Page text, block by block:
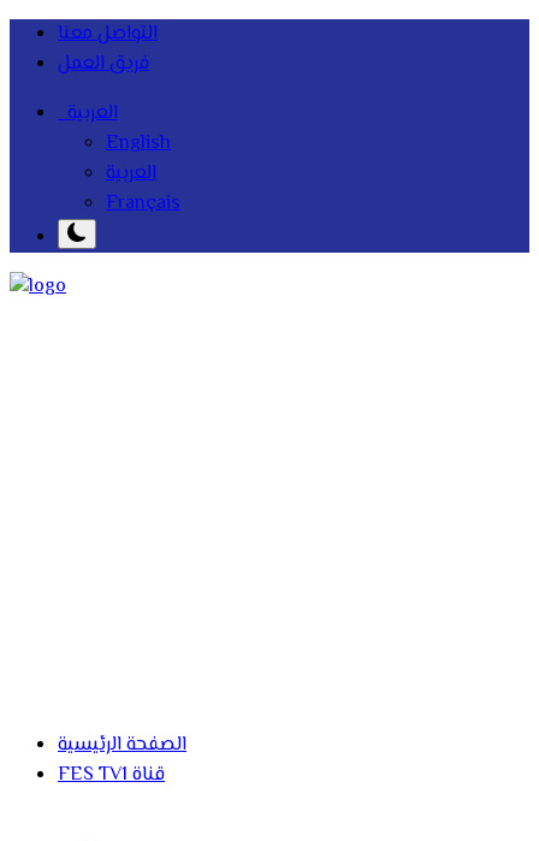
التواصل معنا
فريق العمل
العربية
English
العربية
Français
الصفحة الرئيسية
FES TV1 قناة